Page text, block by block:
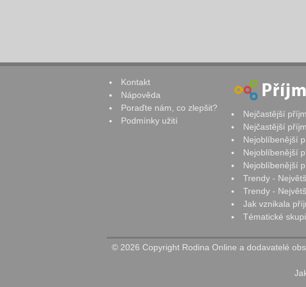
Kontakt
Nápověda
Poraďte nám, co zlepšit?
Podmínky užití
Nejčastější
Nejčastější
Nejoblíbenější
Nejoblíbenější
Nejoblíbenější
Trendy -
Trendy -
Jak vznikala
Tématické
© 2026 Copyright Rodina Online a dodavatelé